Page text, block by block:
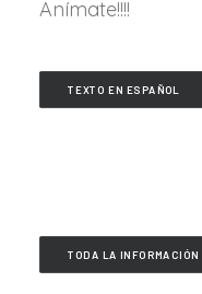
Anímate!!!!
TEXTO EN ESPAÑOL
TODA LA INFORMACIÓN